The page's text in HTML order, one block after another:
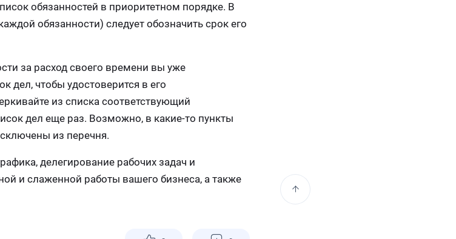
обязанностей в приоритетном порядке. В
обязанности) следует обозначить срок его
за расход своего времени вы уже
дел, чтобы удостоверится в его
из списка соответствующий
дел еще раз. Возможно, в какие-то пункты
из перечня.
делегирование рабочих задач и
и слаженной работы вашего бизнеса, а также